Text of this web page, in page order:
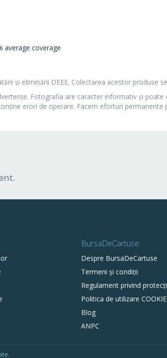
average coverage
și eliminării DEEE. Colectarea acestor produse
Fotografia are caracter informativ şi
erori de operare. Facem eforturi
BursaDeCartuse
Despre BursaDeCartuse
Termeni și condiții
Regulament privind
Politica de utilizare
Blog
ANPC